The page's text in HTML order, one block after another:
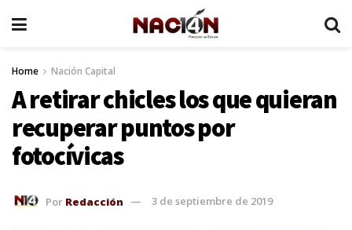
Home Nación Capital
A retirar chicles los que quieran
recuperar puntos por
fotocívicas
Por Redacción 3 de septiembre de 2019